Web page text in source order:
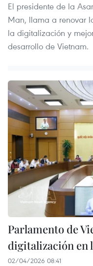
El presidente de la
Man, llama a renovar
la digitalización y
desarrollo de Vietnam.
Parlamento de
digitalización en
02/04/2026 08:41